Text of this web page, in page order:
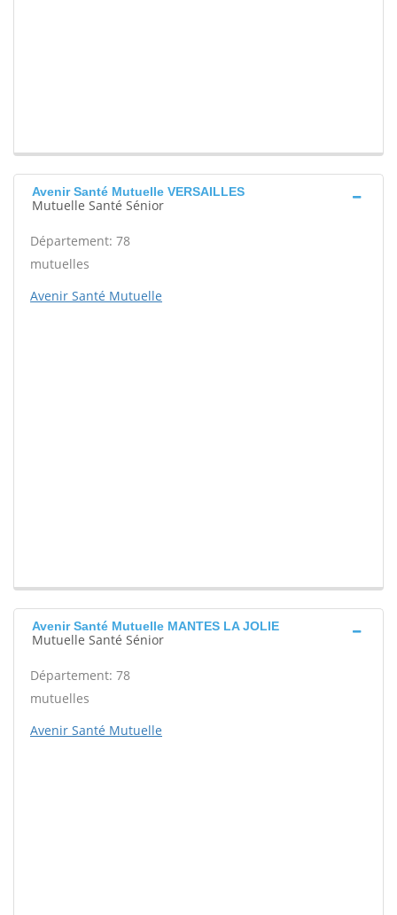
Avenir Santé Mutuelle VERSAILLES
Mutuelle Santé Sénior
Département: 78
mutuelles
Avenir Santé Mutuelle
Avenir Santé Mutuelle MANTES LA JOLIE
Mutuelle Santé Sénior
Département: 78
mutuelles
Avenir Santé Mutuelle